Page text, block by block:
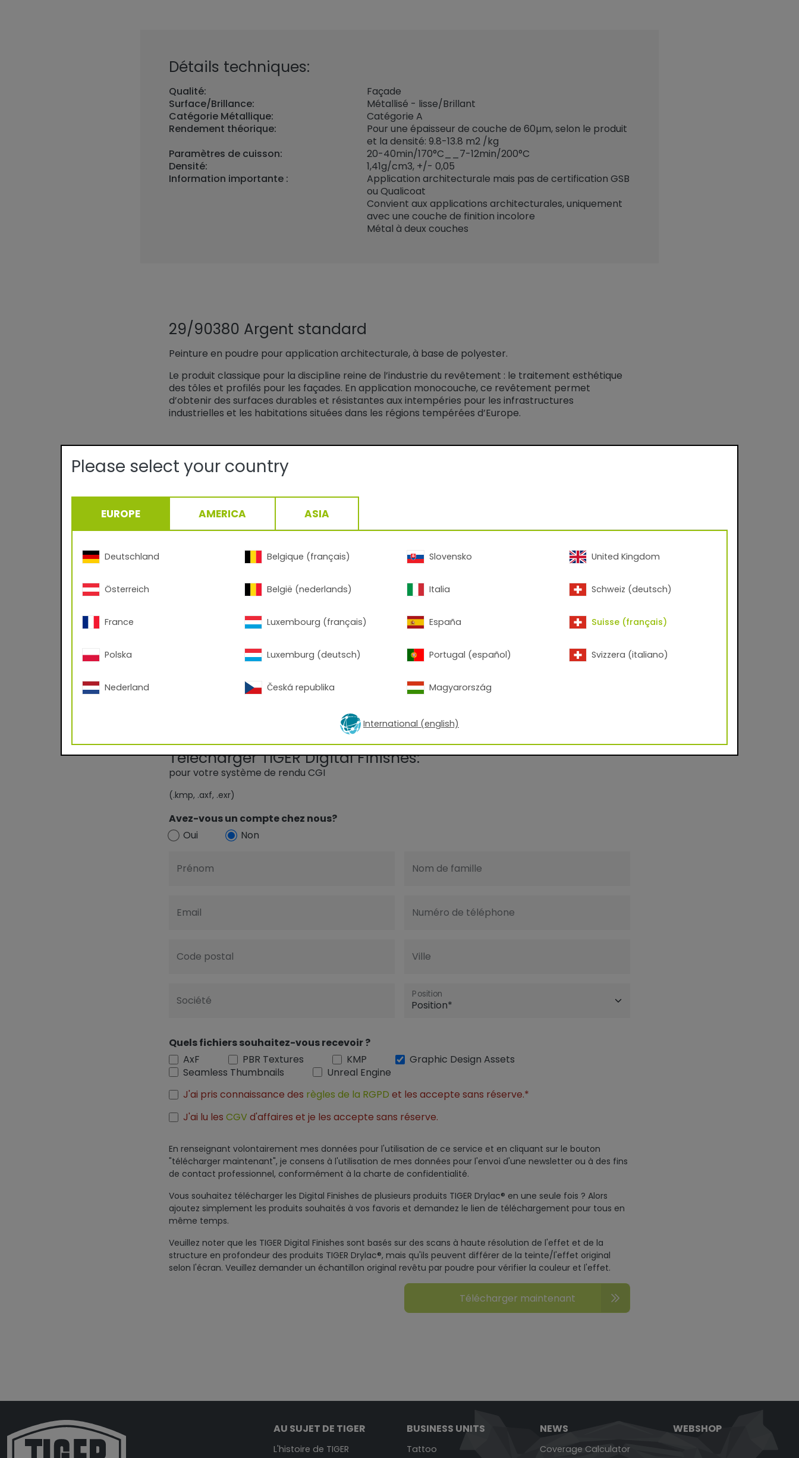
Détails techniques:
Qualité:
Façade
Surface/Brillance:
Métallisé - lisse/Brillant
Catégorie Métallique:
Catégorie A
Rendement théorique:
Pour une épaisseur de couche de 60µm, selon le produit
et la densité: 9.8-13.8 m2 /kg
Paramètres de cuisson:
20-40min/170°C__7-12min/200°C
Densité:
1,41g/cm3, +/- 0,05
Information importante :
Application architecturale mais pas de certification GSB
ou Qualicoat
Convient aux applications architecturales, uniquement
avec une couche de finition incolore
Métal à deux couches
29/90380 Argent standard
Peinture en poudre pour application architecturale, à base de polyester.
Le produit classique pour la discipline reine de l’industrie du revêtement : le traitement esthétique
des tôles et profilés pour les façades. En application monocouche, ce revêtement permet
d’obtenir des surfaces durables et résistantes aux intempéries pour les infrastructures
industrielles et les habitations situées dans les régions tempérées d’Europe.
Benefits
- Durable powder coatings for facade applications
- Virtually 100% material utilization
- Easy to process and clean
- Protection and decoration
Télécharger TIGER Digital Finishes:
pour votre système de rendu CGI
(.kmp, .axf, .exr)
Avez-vous un compte chez nous?
Oui
Non
Prénom Nom de famille
Email Numéro de téléphone
Code postal Ville
Société Position
Quels fichiers souhaitez-vous recevoir ?
AxF
PBR Textures KMP
Graphic Design Assets
Seamless Thumbnails
Unreal Engine
J'ai pris connaissance des règles de la RGPD et les accepte sans réserve.*
J'ai lu les CGVd'affaires et je les accepte sans réserve.
En renseignant volontairement mes données pour l'utilisation de ce service et en cliquant sur le bouton
"télécharger maintenant", je consens à l'utilisation de mes données pour l'envoi d'une newsletter ou à des fins
de contact professionnel, conformément à la charte de confidentialité.
Vous souhaitez télécharger les Digital Finishes de plusieurs produits TIGER Drylac® en une seule fois ? Alors
ajoutez simplement les produits souhaités à vos favoris et demandez le lien de téléchargement pour tous en
même temps.
Veuillez noter que les TIGER Digital Finishes sont basés sur des scans à haute résolution de l'effet et de la
structure en profondeur des produits TIGER Drylac®, mais qu'ils peuvent différer de la teinte/l'effet original
selon l'écran. Veuillez demander un échantillon original revêtu par poudre pour vérifier la couleur et l'effet.
Télécharger maintenant
AU SUJET DE TIGER
L'histoire de TIGER
BUSINESS UNITS
Tattoo
NEWS
Coverage Calculator
WEBSHOP
Please select your country
EUROPE AMERICA ASIA
Deutschland
Österreich
France
Polska
Nederland
Belgique (français)
België (nederlands)
Luxembourg (français)
Luxemburg (deutsch)
Česká republika
Slovensko
Italia
España
Portugal (español)
Magyarország
United Kingdom
Schweiz (deutsch)
Suisse (français)
Svizzera (italiano)
International (english)